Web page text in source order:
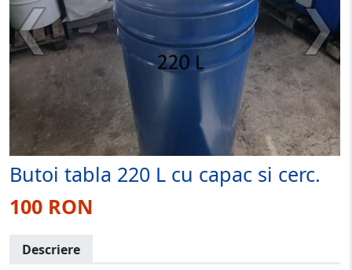
Butoi tabla 220 L cu capac si cerc.
100 RON
Descriere